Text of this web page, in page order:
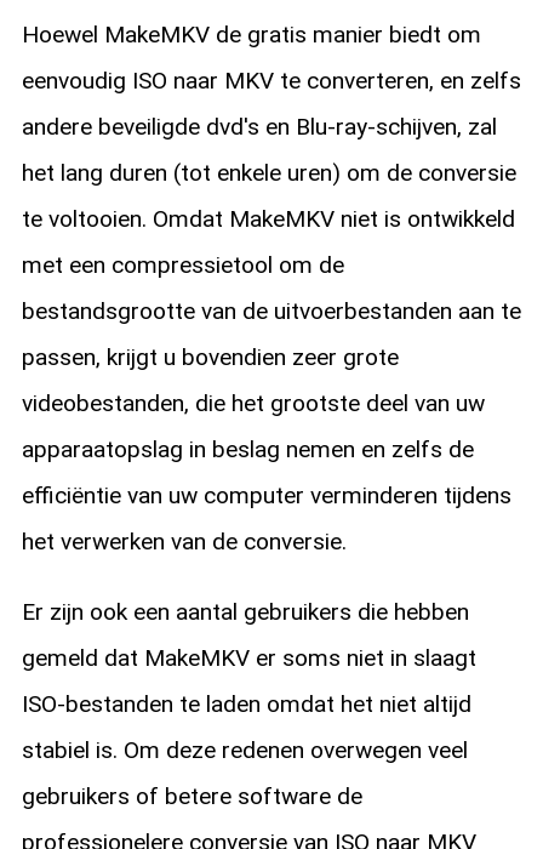
Hoewel MakeMKV de gratis manier biedt om
eenvoudig ISO naar MKV te converteren, en zelfs
andere beveiligde dvd's en Blu-ray-schijven, zal
het lang duren (tot enkele uren) om de conversie
te voltooien. Omdat MakeMKV niet is ontwikkeld
met een compressietool om de
bestandsgrootte van de uitvoerbestanden aan te
passen, krijgt u bovendien zeer grote
videobestanden, die het grootste deel van uw
apparaatopslag in beslag nemen en zelfs de
efficiëntie van uw computer verminderen tijdens
het verwerken van de conversie.
Er zijn ook een aantal gebruikers die hebben
gemeld dat MakeMKV er soms niet in slaagt
ISO-bestanden te laden omdat het niet altijd
stabiel is. Om deze redenen overwegen veel
gebruikers of betere software de
professionelere conversie van ISO naar MKV